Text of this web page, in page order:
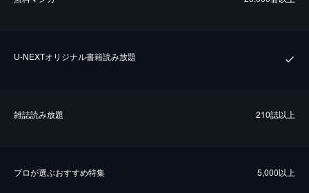
U-NEXTオリジナル書籍読み放題
雑誌読み放題 210誌以上
プロが選ぶおすすめ特集 5,000以上